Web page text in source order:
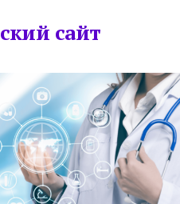
сайт